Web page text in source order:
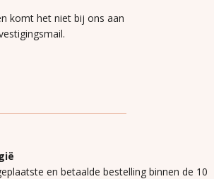
komt het niet bij ons aan
en betaalde bestelling binnen de 10